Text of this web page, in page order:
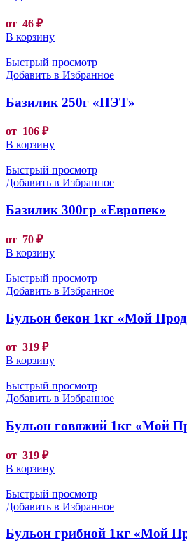
от 46 ₽
В корзину
Быстрый просмотр
Добавить в Избранное
Базилик 250г «ПЭТ»
от 106 ₽
В корзину
Быстрый просмотр
Добавить в Избранное
Базилик 300гр «Европек»
от 70 ₽
В корзину
Быстрый просмотр
Добавить в Избранное
Бульон бекон 1кг «Мой
от 319 ₽
В корзину
Быстрый просмотр
Добавить в Избранное
Бульон говяжий 1кг «Мой
от 319 ₽
В корзину
Быстрый просмотр
Добавить в Избранное
Бульон грибной 1кг «Мой